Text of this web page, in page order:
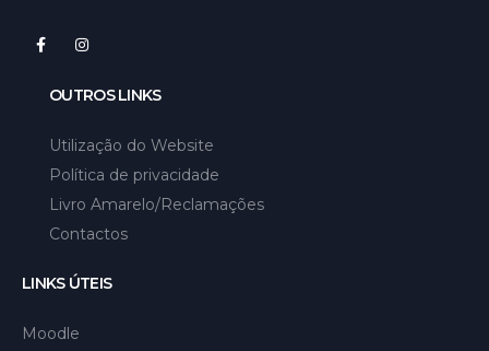
OUTROS LINKS
Utilização do Website
Política de privacidade
Livro Amarelo/Reclamações
Contactos
LINKS ÚTEIS
Moodle